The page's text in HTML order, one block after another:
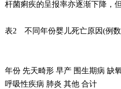
杆菌痢疾的呈报率亦逐渐下降，
表2 不同年份婴儿死亡原因(例
年份 先天畸形 早产 围生期病 缺
呼吸性疾病 肺炎 其他 合计